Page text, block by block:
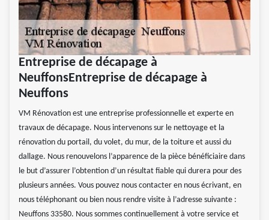
Entreprise de décapage à
NeuffonsEntreprise de décapage à
Neuffons
VM Rénovation est une entreprise professionnelle et experte en
travaux de décapage. Nous intervenons sur le nettoyage et la
rénovation du portail, du volet, du mur, de la toiture et aussi du
dallage. Nous renouvelons l’apparence de la pièce bénéficiaire dans
le but d’assurer l’obtention d’un résultat fiable qui durera pour des
plusieurs années. Vous pouvez nous contacter en nous écrivant, en
nous téléphonant ou bien nous rendre visite à l’adresse suivante :
Neuffons 33580. Nous sommes continuellement à votre service et